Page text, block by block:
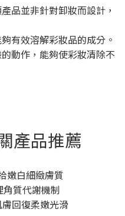
品並非針對卸妝而設計，
有效溶解彩妝品的成分。
動作，能夠使彩妝清除不
產品推薦
嫩白細緻膚質
質代謝機制
回復柔嫩光滑